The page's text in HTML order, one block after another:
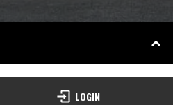
LOGIN